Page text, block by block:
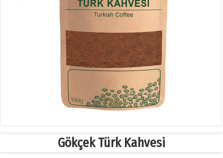
Gökçek Türk Kahvesi